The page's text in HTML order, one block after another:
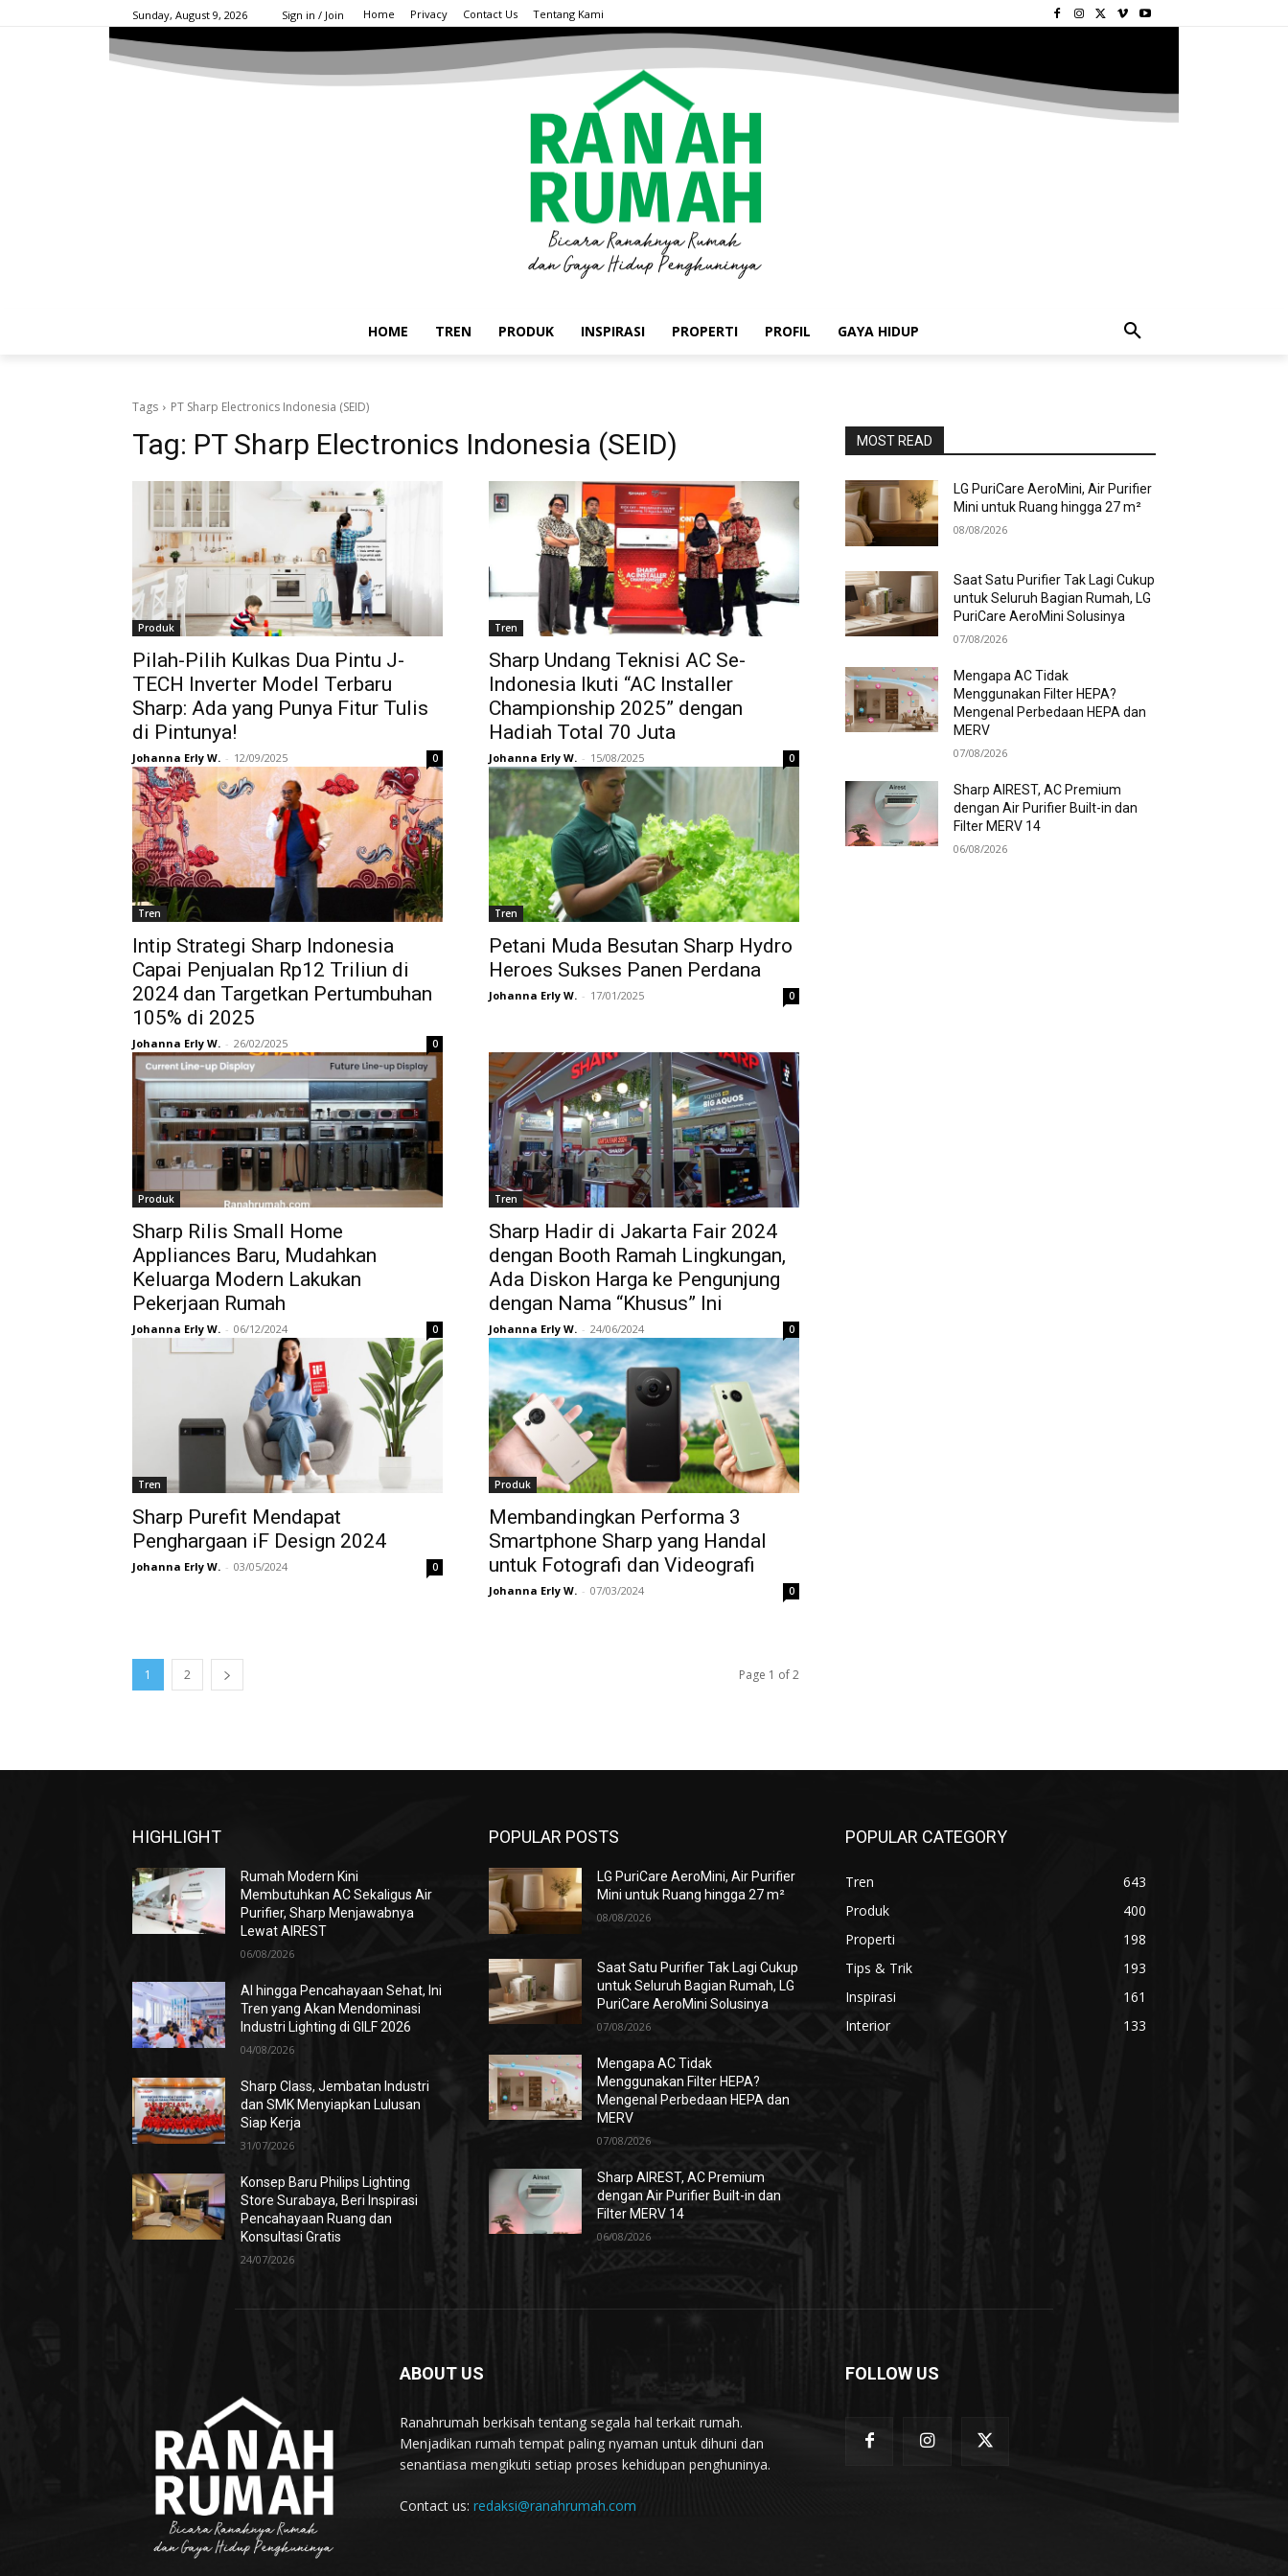
Sunday, August 9, 2026 Sign in / Join Home Privacy Contact Us Tentang Kami
HOME TREN PRODUK INSPIRASI PROPERTI PROFIL GAYA HIDUP
Tags PT Sharp Electronics Indonesia (SEID)
Tag: PT Sharp Electronics Indonesia (SEID)
Produk
Pilah-Pilih Kulkas Dua Pintu J-
TECH Inverter Model Terbaru
Sharp: Ada yang Punya Fitur Tulis
di Pintunya!
Johanna Erly W. - 12/09/2025 0
Tren
Sharp Undang Teknisi AC Se-
Indonesia Ikuti “AC Installer
Championship 2025” dengan
Hadiah Total 70 Juta
Johanna Erly W. - 15/08/2025 0
Tren
Intip Strategi Sharp Indonesia
Capai Penjualan Rp12 Triliun di
2024 dan Targetkan Pertumbuhan
105% di 2025
Johanna Erly W. - 26/02/2025 0
Tren
Petani Muda Besutan Sharp Hydro
Heroes Sukses Panen Perdana
Johanna Erly W. - 17/01/2025 0
Produk
Sharp Rilis Small Home
Appliances Baru, Mudahkan
Keluarga Modern Lakukan
Pekerjaan Rumah
Johanna Erly W. - 06/12/2024 0
Tren
Sharp Hadir di Jakarta Fair 2024
dengan Booth Ramah Lingkungan,
Ada Diskon Harga ke Pengunjung
dengan Nama “Khusus” Ini
Johanna Erly W. - 24/06/2024 0
Tren
Sharp Purefit Mendapat
Penghargaan iF Design 2024
Johanna Erly W. - 03/05/2024 0
Produk
Membandingkan Performa 3
Smartphone Sharp yang Handal
untuk Fotografi dan Videografi
Johanna Erly W. - 07/03/2024 0
1 2 Page 1 of 2
MOST READ
LG PuriCare AeroMini, Air Purifier
Mini untuk Ruang hingga 27 m²
08/08/2026
Saat Satu Purifier Tak Lagi Cukup
untuk Seluruh Bagian Rumah, LG
PuriCare AeroMini Solusinya
07/08/2026
Mengapa AC Tidak
Menggunakan Filter HEPA?
Mengenal Perbedaan HEPA dan
MERV
07/08/2026
Sharp AIREST, AC Premium
dengan Air Purifier Built-in dan
Filter MERV 14
06/08/2026
HIGHLIGHT
Rumah Modern Kini
Membutuhkan AC Sekaligus Air
Purifier, Sharp Menjawabnya
Lewat AIREST
06/08/2026
AI hingga Pencahayaan Sehat, Ini
Tren yang Akan Mendominasi
Industri Lighting di GILF 2026
04/08/2026
Sharp Class, Jembatan Industri
dan SMK Menyiapkan Lulusan
Siap Kerja
31/07/2026
Konsep Baru Philips Lighting
Store Surabaya, Beri Inspirasi
Pencahayaan Ruang dan
Konsultasi Gratis
24/07/2026
POPULAR POSTS
LG PuriCare AeroMini, Air Purifier
Mini untuk Ruang hingga 27 m²
08/08/2026
Saat Satu Purifier Tak Lagi Cukup
untuk Seluruh Bagian Rumah, LG
PuriCare AeroMini Solusinya
07/08/2026
Mengapa AC Tidak
Menggunakan Filter HEPA?
Mengenal Perbedaan HEPA dan
MERV
07/08/2026
Sharp AIREST, AC Premium
dengan Air Purifier Built-in dan
Filter MERV 14
06/08/2026
POPULAR CATEGORY
Tren
643
Produk
400
Properti
198
Tips & Trik
193
Inspirasi
161
Interior
133
ABOUT US
Ranahrumah berkisah tentang segala hal terkait rumah.
Menjadikan rumah tempat paling nyaman untuk dihuni dan
senantiasa mengikuti setiap proses kehidupan penghuninya.
Contact us: redaksi@ranahrumah.com
FOLLOW US